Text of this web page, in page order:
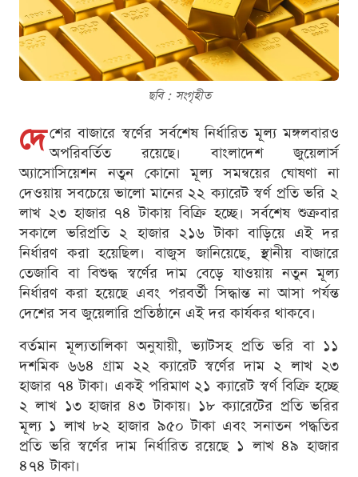
ছবি : সংগৃহীত
দে শের বাজারে স্বর্ণের সর্বশেষ নির্ধারিত মূল্য মঙ্গলবারও
অপরিবর্তিত রয়েছে। বাংলাদেশ জুয়েলার্স
অ্যাসোসিয়েশন নতুন কোনো মূল্য সমন্বয়ের ঘোষণা না
দেওয়ায় সবচেয়ে ভালো মানের ২২ ক্যারেট স্বর্ণ প্রতি ভরি ২
লাখ ২৩ হাজার ৭৪ টাকায় বিক্রি হচ্ছে। সর্বশেষ শুক্রবার
সকালে ভরিপ্রতি ২ হাজার ২১৬ টাকা বাড়িয়ে এই দর
নির্ধারণ করা হয়েছিল। বাজুস জানিয়েছে, স্থানীয় বাজারে
তেজাবি বা বিশুদ্ধ স্বর্ণের দাম বেড়ে যাওয়ায় নতুন মূল্য
নির্ধারণ করা হয়েছে এবং পরবর্তী সিদ্ধান্ত না আসা পর্যন্ত
দেশের সব জুয়েলারি প্রতিষ্ঠানে এই দর কার্যকর থাকবে।
বর্তমান মূল্যতালিকা অনুযায়ী, ভ্যাটসহ প্রতি ভরি বা ১১
দশমিক ৬৬৪ গ্রাম ২২ ক্যারেট স্বর্ণের দাম ২ লাখ ২৩
হাজার ৭৪ টাকা। একই পরিমাণ ২১ ক্যারেট স্বর্ণ বিক্রি হচ্ছে
২ লাখ ১৩ হাজার ৪৩ টাকায়। ১৮ ক্যারেটের প্রতি ভরির
মূল্য ১ লাখ ৮২ হাজার ৯৫০ টাকা এবং সনাতন পদ্ধতির
প্রতি ভরি স্বর্ণের দাম নির্ধারিত রয়েছে ১ লাখ ৪৯ হাজার
৪৭৪ টাকা।